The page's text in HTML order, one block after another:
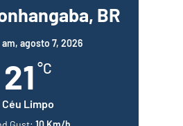
BR
am, agosto 7, 2026
21 °C
Céu Limpo